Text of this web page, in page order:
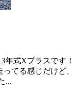
年式Xプラスです！
てる感じだけど、
...